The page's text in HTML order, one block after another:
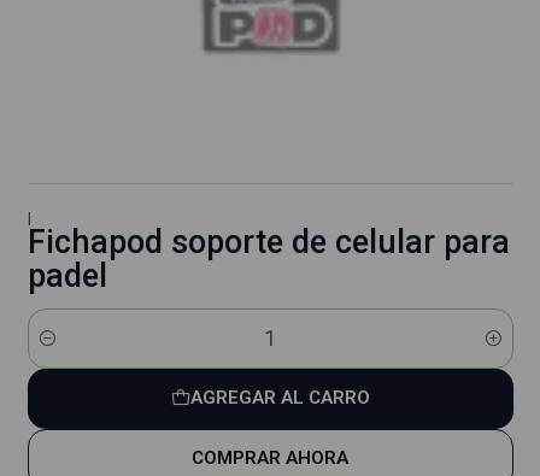
|
Fichapod soporte de celular para
padel
Cantidad
AGREGAR AL CARRO
COMPRAR AHORA